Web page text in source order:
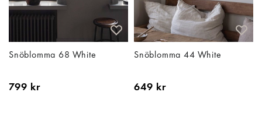
Snöblomma 68 White
799 kr
Snöblomma 44 White
649 kr